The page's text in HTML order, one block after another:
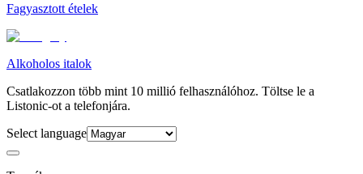
Fagyasztott ételek
Alkoholos italok
Csatlakozzon több mint 10 millió felhasználóhoz. Töltse le a
Listonic-ot a telefonjára.
Select language